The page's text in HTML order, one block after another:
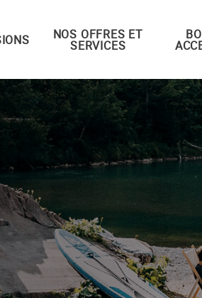
NOS OFFRES ET
SERVICES